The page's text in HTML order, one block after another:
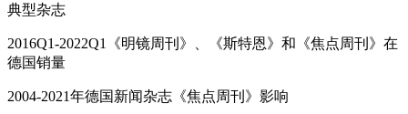
典型杂志
2016Q1-2022Q1《明镜周刊》、《斯特恩》和《焦点周刊》在
德国销量
2004-2021年德国新闻杂志《焦点周刊》影响